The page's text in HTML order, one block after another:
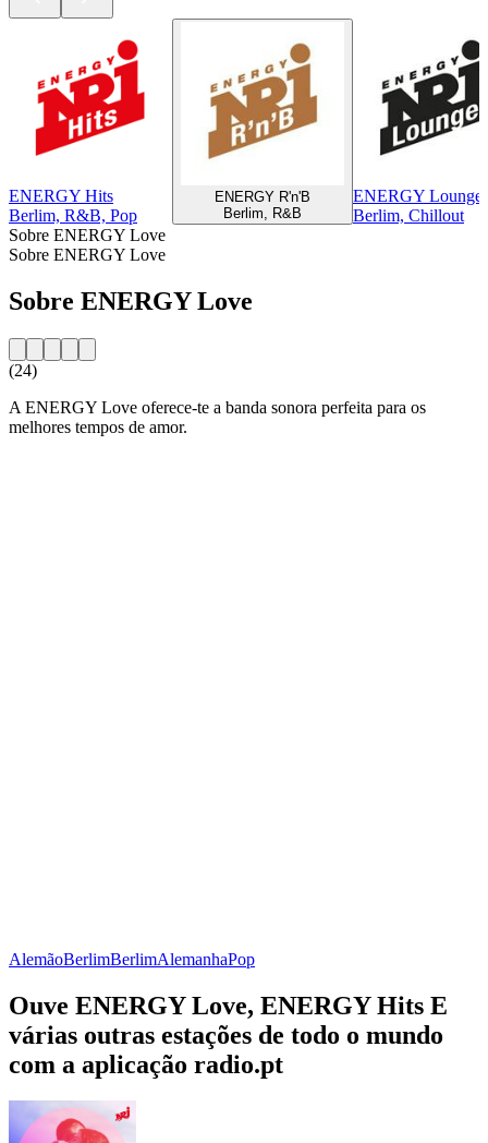
ENERGY Hits
Berlim, R&B, Pop
ENERGY R'n'B
Berlim, R&B
ENERGY Lounge
Berlim, Chillout
Sobre ENERGY Love
Sobre ENERGY Love
Sobre ENERGY Love
(24)
A ENERGY Love oferece-te a banda sonora perfeita para os
melhores tempos de amor.
AlemãoBerlimBerlimAlemanhaPop
Ouve ENERGY Love, ENERGY Hits E
várias outras estações de todo o mundo
com a aplicação radio.pt